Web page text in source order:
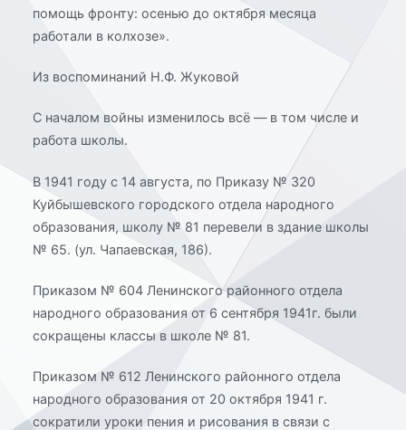
помощь фронту: осенью до октября месяца
работали в колхозе».
Из воспоминаний Н.Ф. Жуковой
С началом войны изменилось всё — в том числе и
работа школы.
В 1941 году с 14 августа, по Приказу № 320
Куйбышевского городского отдела народного
образования, школу № 81 перевели в здание школы
№ 65. (ул. Чапаевская, 186).
Приказом № 604 Ленинского районного отдела
народного образования от 6 сентября 1941г. были
сокращены классы в школе № 81.
Приказом № 612 Ленинского районного отдела
народного образования от 20 октября 1941 г.
сократили уроки пения и рисования в связи с